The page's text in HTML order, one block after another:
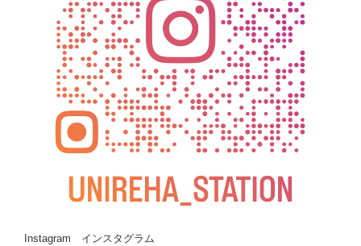
Instagram インスタグラム